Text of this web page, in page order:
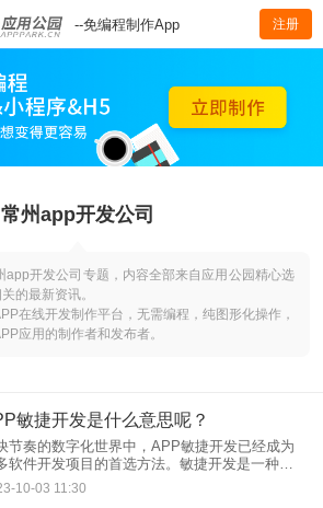
--免编程制作App 注册
常州app开发公司
app开发公司专题，内容全部来自应用公园精心选
的最新资讯。
在线开发制作平台，无需编程，纯图形化操作，
应用的制作者和发布者。
敏捷开发是什么意思呢？
节奏的数字化世界中，APP敏捷开发已经成为
软件开发项目的首选方法。敏捷开发是一种灵
、迭代的开发方法，旨在更快速地交付高质量
件产品。那么，APP敏捷开发到底是什么意思
10-03 11:30